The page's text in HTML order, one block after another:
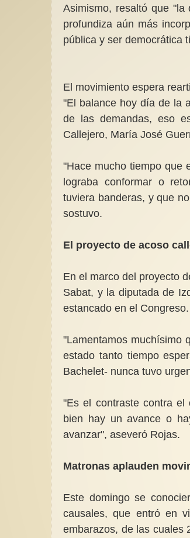
Asimismo, resaltó que
profundiza aún más
pública y ser democrática
El movimiento espera
"El balance hoy día de la
de las demandas, eso
Callejero, María José
"Hace mucho tiempo que
lograba conformar o
tuviera banderas, y que
sostuvo.
El proyecto de acoso
En el marco del proyecto
Sabat, y la diputada de
estancado en el Congreso.
"Lamentamos muchísimo
estado tanto tiempo
Bachelet- nunca tuvo
"Es el contraste contra el
bien hay un avance o
avanzar", aseveró Rojas.
Matronas aplauden
Este domingo se
causales, que entró en
embarazos, de las cuales